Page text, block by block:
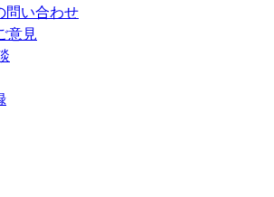
問い合わせ
意見